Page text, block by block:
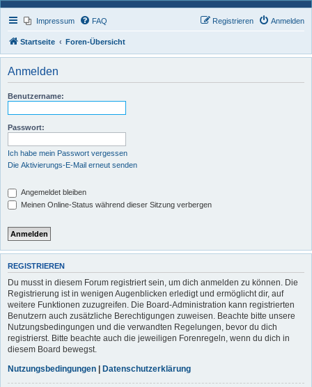
Impressum FAQ Anmelden
Registrieren
Startseite Foren-Übersicht
Anmelden
Benutzername:
Passwort:
Ich habe mein Passwort vergessen
Die Aktivierungs-E-Mail erneut senden
Angemeldet bleiben
Meinen Online-Status während dieser Sitzung verbergen
REGISTRIEREN
Du musst in diesem Forum registriert sein, um dich anmelden zu können. Die
Registrierung ist in wenigen Augenblicken erledigt und ermöglicht dir, auf
weitere Funktionen zuzugreifen. Die Board-Administration kann registrierten
Benutzern auch zusätzliche Berechtigungen zuweisen. Beachte bitte unsere
Nutzungsbedingungen und die verwandten Regelungen, bevor du dich
registrierst. Bitte beachte auch die jeweiligen Forenregeln, wenn du dich in
diesem Board bewegst.
Nutzungsbedingungen | Datenschutzerklärung